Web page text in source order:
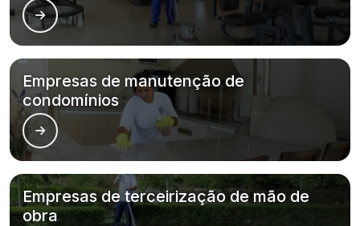
Empresas de manutenção de
condomínios
Empresas de terceirização de mão de
obra